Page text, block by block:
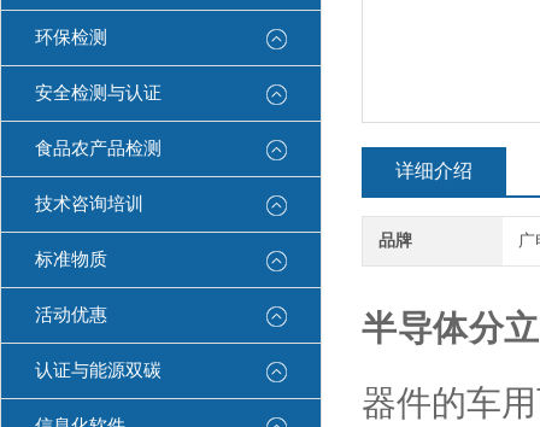
环保检测
安全检测与认证
食品农产品检测
技术咨询培训
标准物质
活动优惠
认证与能源双碳
详细介绍
品牌 广
半导体分
器件的车